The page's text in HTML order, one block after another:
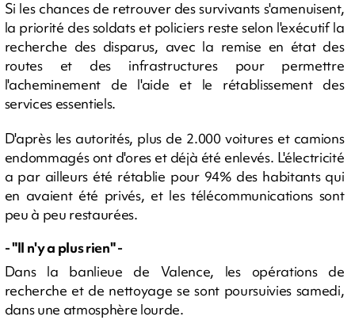
Si les chances de retrouver des survivants s'amenuisent,
la priorité des soldats et policiers reste selon l'exécutif la
recherche des disparus, avec la remise en état des
routes et des infrastructures pour permettre
l'acheminement de l'aide et le rétablissement des
services essentiels.
D'après les autorités, plus de 2.000 voitures et camions
endommagés ont d'ores et déjà été enlevés. L'électricité
a par ailleurs été rétablie pour 94% des habitants qui
en avaient été privés, et les télécommunications sont
peu à peu restaurées.
- "Il n'y a plus rien" -
Dans la banlieue de Valence, les opérations de
recherche et de nettoyage se sont poursuivies samedi,
dans une atmosphère lourde.